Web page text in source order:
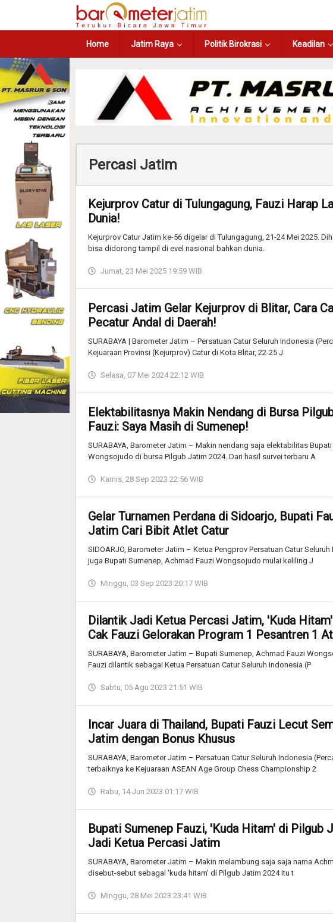
Home Jatim Raya Politik Birokrasi Keadilan
Percasi Jatim
Kejurprov Catur di Tulungagung, Fauzi Harap
Dunia!
Kejurprov Catur Jatim ke-56 digelar di Tulungagung, 21-24 Mei 2025.
bisa didorong tampil di evel nasional bahkan dunia.
Jumat, 23 Mei 2025 19:59 WIB
Percasi Jatim Gelar Kejurprov di Blitar, Cara
Pecatur Andal di Daerah!
SURABAYA | Barometer Jatim – Persatuan Catur Seluruh Indonesia
Kejuaraan Provinsi (Kejurprov) Catur di Kota Blitar, 22-25 J
Selasa, 07 Mei 2024 22:12 WIB
Elektabilitasnya Makin Nendang di Bursa
Fauzi: Saya Masih di Sumenep!
SURABAYA, Barometer Jatim – Makin nendang saja elektabilitas
Wongsojudo di bursa Pilgub Jatim 2024. Dari hasil survei terbaru A
Kamis, 28 Sep 2023 22:56 WIB
Gelar Turnamen Perdana di Sidoarjo, Bupati
Jatim Cari Bibit Atlet Catur
SIDOARJO, Barometer Jatim – Ketua Pengprov Persatuan Catur
juga Bupati Sumenep, Achmad Fauzi Wongsojudo mulai keliling J
Minggu, 03 Sep 2023 20:17 WIB
Dilantik Jadi Ketua Percasi Jatim, 'Kuda
Cak Fauzi Gelorakan Program 1 Pesantren 1
SURABAYA, Barometer Jatim – Bupati Sumenep, Achmad Fauzi
Fauzi dilantik sebagai Ketua Persatuan Catur Seluruh Indonesia (P
Sabtu, 05 Agu 2023 21:51 WIB
Incar Juara di Thailand, Bupati Fauzi Lecut
Jatim dengan Bonus Khusus
SURABAYA, Barometer Jatim – Persatuan Catur Seluruh Indonesia
terbaiknya ke Kejuaraan ASEAN Age Group Chess Championship 2
Rabu, 14 Jun 2023 01:17 WIB
Bupati Sumenep Fauzi, 'Kuda Hitam' di Pilgub
Jadi Ketua Percasi Jatim
SURABAYA, Barometer Jatim – Makin melambung saja saja nama
disebut-sebut sebagai 'kuda hitam' di Pilgub Jatim 2024 itu t
Minggu, 28 Mei 2023 23:41 WIB